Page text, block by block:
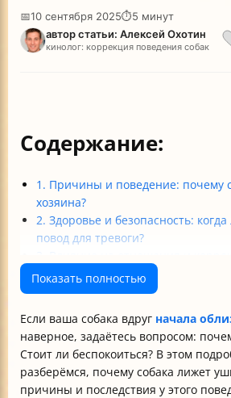
📅10 сентября 2025⏱5 минут
автор статьи: Алексей Охотин
кинолог: коррекция поведения собак
Содержание:
1. Причины и поведение: почему
хозяина?
2. Здоровье и безопасность:
повод для тревоги?
4. Психология и эмоциональное
Итог: что делать, если собака
Показать полностью
Если ваша собака вдруг начала
наверное, задаётесь вопросом:
Стоит ли беспокоиться? В этом
разберёмся, почему собака лижет
причины и последствия у этого